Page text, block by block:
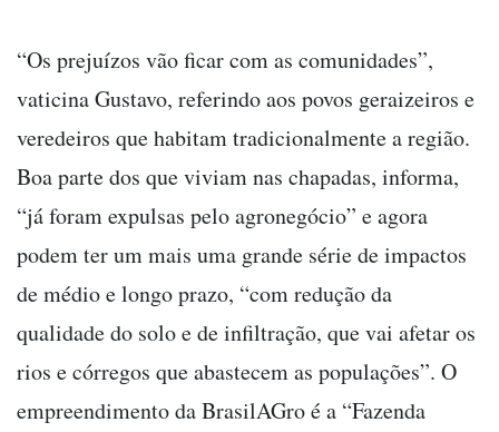
“Os prejuízos vão ficar com as comunidades”,
vaticina Gustavo, referindo aos povos geraizeiros e
veredeiros que habitam tradicionalmente a região.
Boa parte dos que viviam nas chapadas, informa,
“já foram expulsas pelo agronegócio” e agora
podem ter um mais uma grande série de impactos
de médio e longo prazo, “com redução da
qualidade do solo e de infiltração, que vai afetar os
rios e córregos que abastecem as populações”. O
empreendimento da BrasilAGro é a “Fazenda